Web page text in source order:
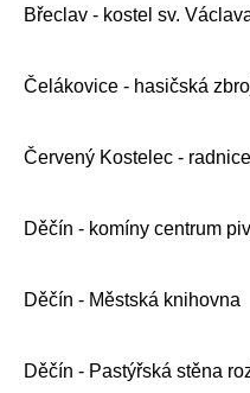
Břeclav - kostel sv.
Čelákovice - hasičská
Červený Kostelec - radnice
Děčín - komíny centrum
Děčín - Městská knihovna
Děčín - Pastýřská stěna